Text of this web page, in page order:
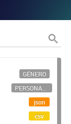
GÉNERO
PERSONAL CIENTÍFICO-TECNOLÓGICO
json
csv